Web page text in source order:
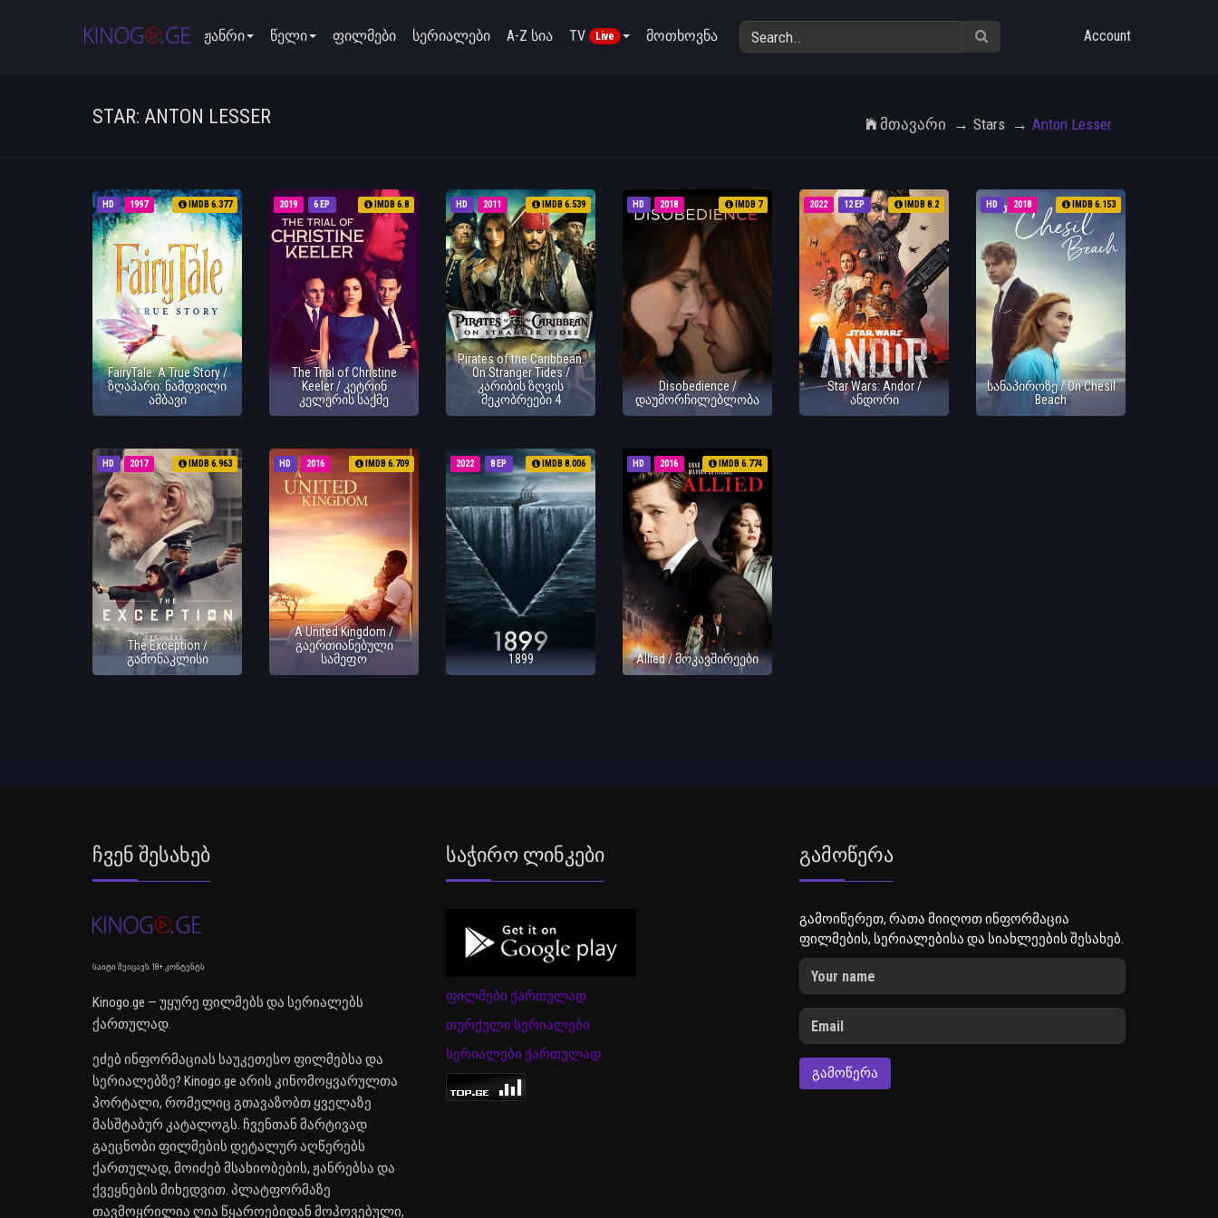
ჟანრი წელი ფილმები სერიალები A-Z სია TV Live მოთხოვნა Account
STAR: ANTON LESSER Მთავარი Stars Anton Lesser
HD 1997 IMDB 6.377
FairyTale: A True Story /
ზღაპარი: ნამდვილი
ამბავი
6 EP
2019 IMDB 6.8
The Trial of Christine
Keeler / კეტრინ
კელერის საქმე
HD 2011 IMDB 6.539
Pirates of the Caribbean:
On Stranger Tides /
კარიბის ზღვის
მეკობრეები 4
HD 2018 IMDB 7
Disobedience /
დაუმორჩილებლობა
12 EP
2022 IMDB 8.2
Star Wars: Andor /
ანდორი
HD 2018 IMDB 6.153
სანაპიროზე / On Chesil
Beach
HD 2017 IMDB 6.963
The Exception /
გამონაკლისი
HD 2016 IMDB 6.709
A United Kingdom /
გაერთიანებული
სამეფო
8 EP
2022 IMDB 8.006
1899
HD 2016 IMDB 6.774
Allied / მოკავშირეები
Ჩვენ Შესახებ
საიტი შეიცავს 18+ კონტენტს
Kinogo.ge — უყურე ფილმებს და სერიალებს
ქართულად.
ეძებ ინფორმაციას საუკეთესო ფილმებსა და
სერიალებზე? Kinogo.ge არის კინომოყვარულთა
პორტალი, რომელიც გთავაზობთ ყველაზე
მასშტაბურ კატალოგს. ჩვენთან მარტივად
გაეცნობი ფილმების დეტალურ აღწერებს
ქართულად, მოიძებ მსახიობების, ჟანრებსა და
ქვეყნების მიხედვით. პლატფორმაზე
თავმოყრილია ღია წყაროებიდან მოპოვებული,
Საჭირო Ლინკები
ფილმები ქართულად
თურქული სერიალები
სერიალები ქართულად
Გამოწერა
გამოიწერეთ, რათა მიიღოთ ინფორმაცია
ფილმების, სერიალებისა და სიახლეების შესახებ.
ᲒᲐᲛᲝᲬᲔᲠᲐ